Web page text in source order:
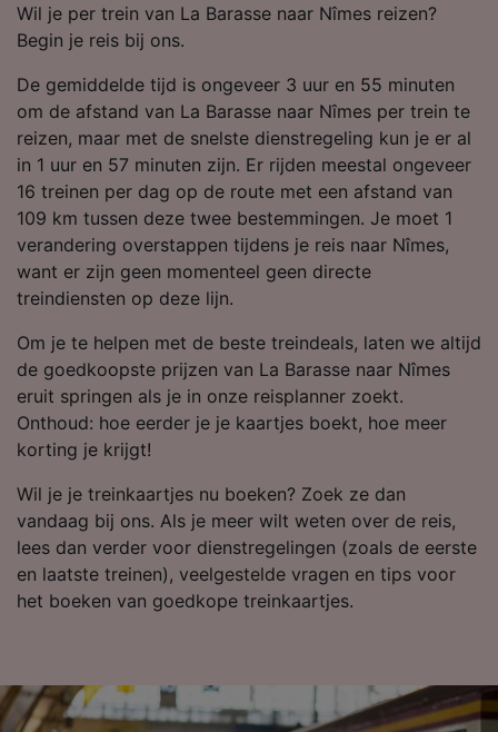
Wil je per trein van La Barasse naar Nîmes reizen?
Begin je reis bij ons.
De gemiddelde tijd is ongeveer 3 uur en 55 minuten
om de afstand van La Barasse naar Nîmes per trein te
reizen, maar met de snelste dienstregeling kun je er al
in 1 uur en 57 minuten zijn. Er rijden meestal ongeveer
16 treinen per dag op de route met een afstand van
109 km tussen deze twee bestemmingen. Je moet 1
verandering overstappen tijdens je reis naar Nîmes,
want er zijn geen momenteel geen directe
treindiensten op deze lijn.
Om je te helpen met de beste treindeals, laten we altijd
de goedkoopste prijzen van La Barasse naar Nîmes
eruit springen als je in onze reisplanner zoekt.
Onthoud: hoe eerder je je kaartjes boekt, hoe meer
korting je krijgt!
Wil je je treinkaartjes nu boeken? Zoek ze dan
vandaag bij ons. Als je meer wilt weten over de reis,
lees dan verder voor dienstregelingen (zoals de eerste
en laatste treinen), veelgestelde vragen en tips voor
het boeken van goedkope treinkaartjes.
gevraagd om je niet te volgen.
voor de volgende doeleinden:
Precieze geolocatiegegevens gebruiken. De
apparaatkenmerken actief scannen ter
identificatie. Informatie op een apparaat
opslaan en/of openen. Gepersonaliseerde
advertenties en content, advertentie- en
contentmetingen, doelgroepenonderzoek en
ontwikkeling van diensten.
Partnerlijst (derden)